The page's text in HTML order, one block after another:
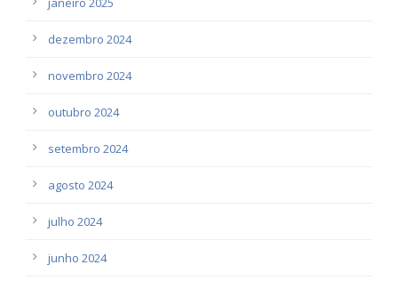
dezembro 2024
novembro 2024
outubro 2024
setembro 2024
agosto 2024
julho 2024
junho 2024